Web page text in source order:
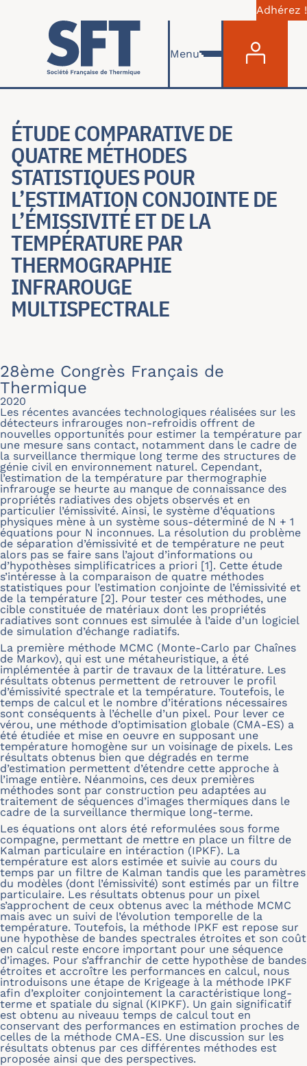
Skip to main content
Adhérez !
Menu
ÉTUDE COMPARATIVE DE
QUATRE MÉTHODES
STATISTIQUES POUR
L’ESTIMATION CONJOINTE DE
L’ÉMISSIVITÉ ET DE LA
TEMPÉRATURE PAR
THERMOGRAPHIE
INFRAROUGE
MULTISPECTRALE
28ème Congrès Français de
Thermique
2020
Les récentes avancées technologiques réalisées sur les
détecteurs infrarouges non-refroidis offrent de
nouvelles opportunités pour estimer la température par
une mesure sans contact, notamment dans le cadre de
la surveillance thermique long terme des structures de
génie civil en environnement naturel. Cependant,
l’estimation de la température par thermographie
infrarouge se heurte au manque de connaissance des
propriétés radiatives des objets observés et en
particulier l’émissivité. Ainsi, le système d’équations
physiques mène à un système sous-déterminé de N + 1
équations pour N inconnues. La résolution du problème
de séparation d’émissivité et de température ne peut
alors pas se faire sans l’ajout d’informations ou
d’hypothèses simplificatrices a priori [1]. Cette étude
s’intéresse à la comparaison de quatre méthodes
statistiques pour l’estimation conjointe de l’émissivité et
de la température [2]. Pour tester ces méthodes, une
cible constituée de matériaux dont les propriétés
radiatives sont connues est simulée à l’aide d’un logiciel
de simulation d’échange radiatifs.
La première méthode MCMC (Monte-Carlo par Chaînes
de Markov), qui est une métaheuristique, a été
implémentée à partir de travaux de la littérature. Les
résultats obtenus permettent de retrouver le profil
d’émissivité spectrale et la température. Toutefois, le
temps de calcul et le nombre d’itérations nécessaires
sont conséquents à l’échelle d’un pixel. Pour lever ce
vérou, une méthode d’optimisation globale (CMA-ES) a
été étudiée et mise en oeuvre en supposant une
température homogène sur un voisinage de pixels. Les
résultats obtenus bien que dégradés en terme
d’estimation permettent d’étendre cette approche à
l’image entière. Néanmoins, ces deux premières
méthodes sont par construction peu adaptées au
traitement de séquences d’images thermiques dans le
cadre de la surveillance thermique long-terme.
Les équations ont alors été reformulées sous forme
compagne, permettant de mettre en place un filtre de
Kalman particulaire en intéraction (IPKF). La
température est alors estimée et suivie au cours du
temps par un filtre de Kalman tandis que les paramètres
du modèles (dont l’émissivité) sont estimés par un filtre
particulaire. Les résultats obtenus pour un pixel
s’approchent de ceux obtenus avec la méthode MCMC
mais avec un suivi de l’évolution temporelle de la
température. Toutefois, la méthode IPKF est repose sur
une hypothèse de bandes spectrales étroites et son coût
en calcul reste encore important pour une séquence
d’images. Pour s’affranchir de cette hypothèse de bandes
étroites et accroître les performances en calcul, nous
introduisons une étape de Krigeage à la méthode IPKF
afin d’exploiter conjointement la caractéristique long-
terme et spatiale du signal (KIPKF). Un gain significatif
est obtenu au niveauu temps de calcul tout en
conservant des performances en estimation proches de
celles de la méthode CMA-ES. Une discussion sur les
résultats obtenus par ces différentes méthodes est
proposée ainsi que des perspectives.